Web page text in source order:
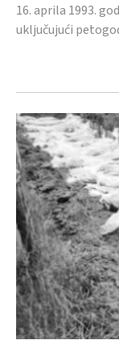
16. aprila 1993.
uključujući